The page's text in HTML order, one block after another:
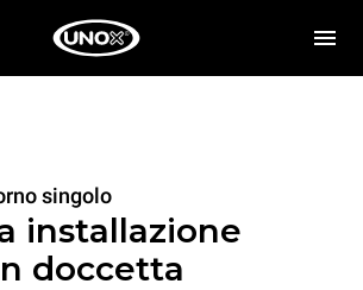
singolo
installazione
doccetta